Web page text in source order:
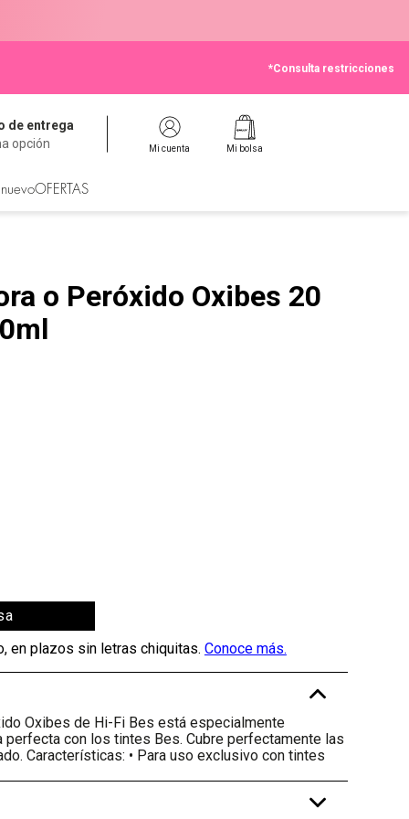
*Consulta restricciones
de entrega
opción
Mi cuenta Mi bolsa
OFERTAS
o Peróxido Oxibes 20
-
Oxibes de Hi-Fi Bes está especialmente
perfecta con los tintes Bes. Cubre perfectamente las
Características: • Para uso exclusivo con tintes
+